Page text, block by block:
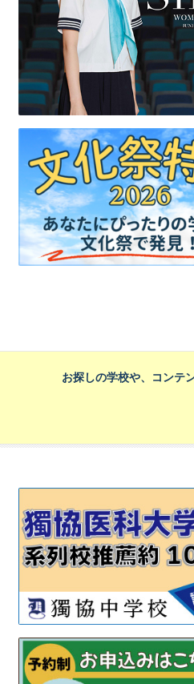
お探しの学校や、コンテ